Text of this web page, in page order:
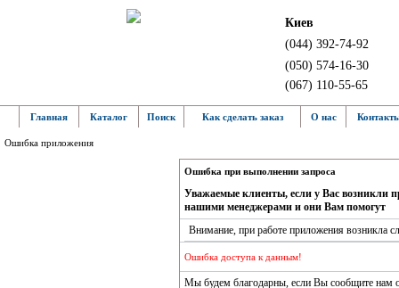
Киев
(044) 392-74-92
(050) 574-16-30
(067) 110-55-65
Главная Каталог Поиск Как сделать заказ О нас
Ошибка приложения
Ошибка при выполнении запроса
Уважаемые клиенты, если у Вас возникли
нашими менеджерами и они Вам помогут
Внимание, при работе приложения возникла
Ошибка доступа к данным!
Мы будем благодарны, если Вы сообщите нам